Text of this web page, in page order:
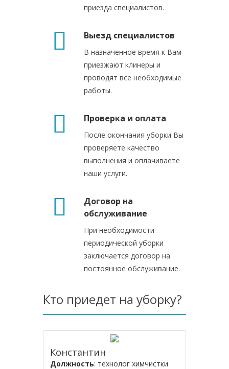
приезда специалистов.
Выезд специалистов
В назначенное время к Вам
приезжают клинеры и
проводят все необходимые
работы.
Проверка и оплата
После окончания уборки Вы
проверяете качество
выполнения и оплачиваете
наши услуги.
Договор на
обслуживание
При необходимости
периодической уборки
заключается договор на
постоянное обслуживание.
Кто приедет на уборку?
Константин
Должность: технолог химчистки